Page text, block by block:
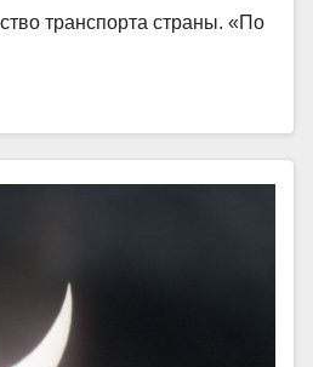
транспорта страны. «По